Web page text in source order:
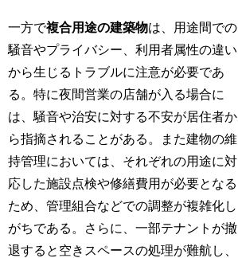
一方で複合用途の建築物は、用途間での
騒音やプライバシー、利用者属性の違い
から生じるトラブルに注意が必要であ
る。特に夜間営業の店舗が入る場合に
は、騒音や治安に対する不安が居住者か
ら指摘されることがある。また建物の維
持管理においては、それぞれの用途に対
応した施設点検や修繕費用が必要となる
ため、管理組合などでの調整が複雑化し
がちである。さらに、一部テナントが撤
退すると空きスペースの処理が難航し、